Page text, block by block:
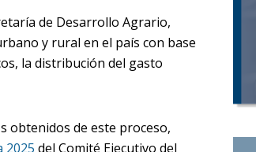
de Desarrollo Agrario,
y rural en el país con base
la distribución del gasto
obtenidos de este proceso,
2025 del Comité Ejecutivo del